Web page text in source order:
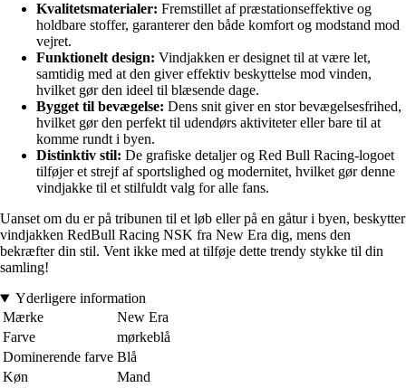
Kvalitetsmaterialer: Fremstillet af præstationseffektive og
holdbare stoffer, garanterer den både komfort og modstand mod
vejret.
Funktionelt design: Vindjakken er designet til at være let,
samtidig med at den giver effektiv beskyttelse mod vinden,
hvilket gør den ideel til blæsende dage.
Bygget til bevægelse: Dens snit giver en stor bevægelsesfrihed,
hvilket gør den perfekt til udendørs aktiviteter eller bare til at
komme rundt i byen.
Distinktiv stil: De grafiske detaljer og Red Bull Racing-logoet
tilføjer et strejf af sportslighed og modernitet, hvilket gør denne
vindjakke til et stilfuldt valg for alle fans.
Uanset om du er på tribunen til et løb eller på en gåtur i byen, beskytter
vindjakken RedBull Racing NSK fra New Era dig, mens den
bekræfter din stil. Vent ikke med at tilføje dette trendy stykke til din
samling!
Yderligere information
Mærke
New Era
Farve
mørkeblå
Dominerende farve Blå
Køn
Mand